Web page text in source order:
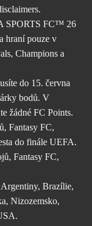
SPORTS FC™ 26
hraní pouze v
Champions a
do 15. června
bodů. V
žádné FC Points.
Fantasy FC,
do finále UEFA.
Fantasy FC,
Brazílie,
Nizozemsko,